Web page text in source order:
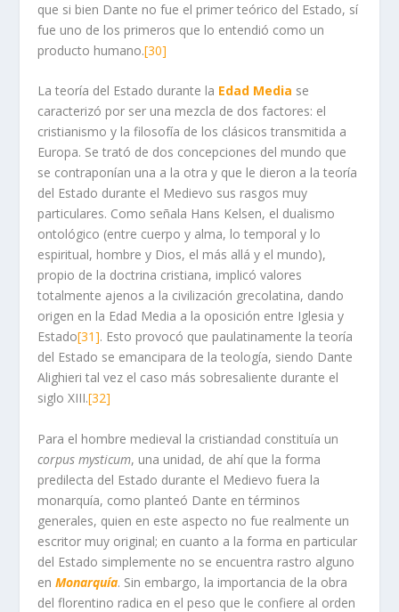
que si bien Dante no fue el primer teórico del Estado, sí
fue uno de los primeros que lo entendió como un
producto humano.[30]
La teoría del Estado durante la Edad Media se
caracterizó por ser una mezcla de dos factores: el
cristianismo y la filosofía de los clásicos transmitida a
Europa. Se trató de dos concepciones del mundo que
se contraponían una a la otra y que le dieron a la teoría
del Estado durante el Medievo sus rasgos muy
particulares. Como señala Hans Kelsen, el dualismo
ontológico (entre cuerpo y alma, lo temporal y lo
espiritual, hombre y Dios, el más allá y el mundo),
propio de la doctrina cristiana, implicó valores
totalmente ajenos a la civilización grecolatina, dando
origen en la Edad Media a la oposición entre Iglesia y
Estado[31]. Esto provocó que paulatinamente la teoría
del Estado se emancipara de la teología, siendo Dante
Alighieri tal vez el caso más sobresaliente durante el
siglo XIII.[32]
Para el hombre medieval la cristiandad constituía un
corpus mysticum, una unidad, de ahí que la forma
predilecta del Estado durante el Medievo fuera la
monarquía, como planteó Dante en términos
generales, quien en este aspecto no fue realmente un
escritor muy original; en cuanto a la forma en particular
del Estado simplemente no se encuentra rastro alguno
enMonarquía. Sin embargo, la importancia de la obra
del florentino radica en el peso que le confiere al orden